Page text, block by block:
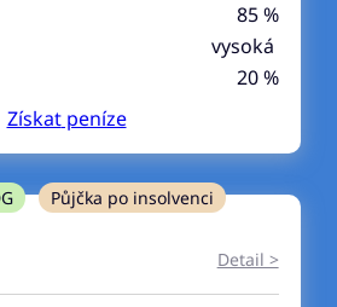
85 %
vysoká
20 %
Získatpeníze
Půjčka po insolvenci
Detail >